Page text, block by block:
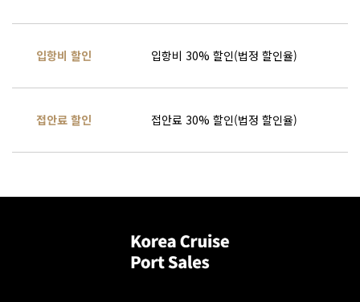
입항비 할인 입항비 30% 할인(법정 할인율)
접안료 할인 접안료 30% 할인(법정 할인율)